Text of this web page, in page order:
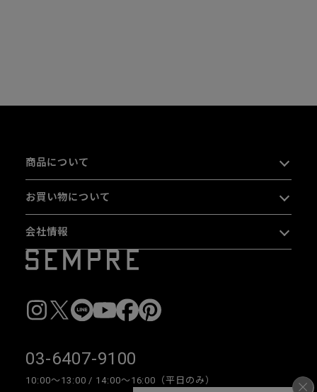
商品について
お買い物について
会社情報
03-6407-9100
10:00〜13:00 / 14:00〜16:00（平日のみ）